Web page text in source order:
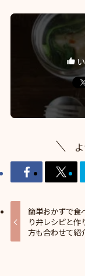
簡単おかずで食
り弁レシピと作
方も合わせて紹